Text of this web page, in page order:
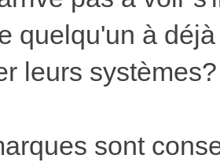
quelqu'un à
leurs systèmes?
sont